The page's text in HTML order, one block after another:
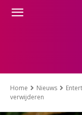
Home Nieuws
verwijderen